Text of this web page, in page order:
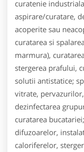
curatenie
aspirare/curatare,
acoperite sau
curatarea si
marmura),
stergerea prafului,
solutii antistatice;
vitrate,
dezinfectarea
curatarea
difuzoarelor,
caloriferelor,